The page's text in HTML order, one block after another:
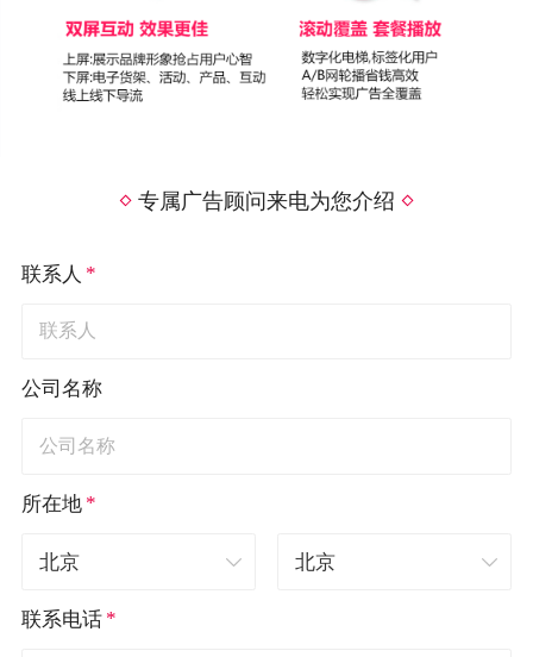
专属广告顾问来电为您介绍
联系人 *
公司名称
所在地 *
联系电话 *